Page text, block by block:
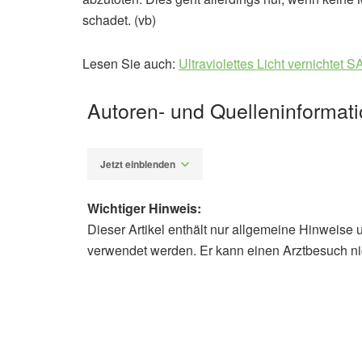
schadet. (vb)
Lesen Sie auch: Ultraviolettes Licht vernichtet
Autoren- und
Jetzt einblenden
Diplom-Redakteur (FH) Volker
Wichtiger Hinweis:
Dieser Artikel enthält nur allgemeine Hinweise
verwendet werden. Er kann einen Arztbesuch